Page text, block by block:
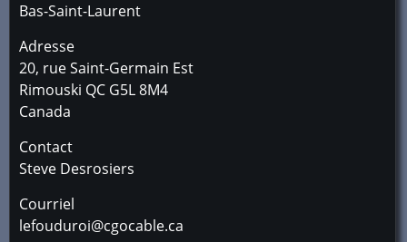
Bas-Saint-Laurent
Adresse
20, rue Saint-Germain Est
Rimouski QC G5L 8M4
Canada
Contact
Steve Desrosiers
Courriel
lefouduroi@cgocable.ca